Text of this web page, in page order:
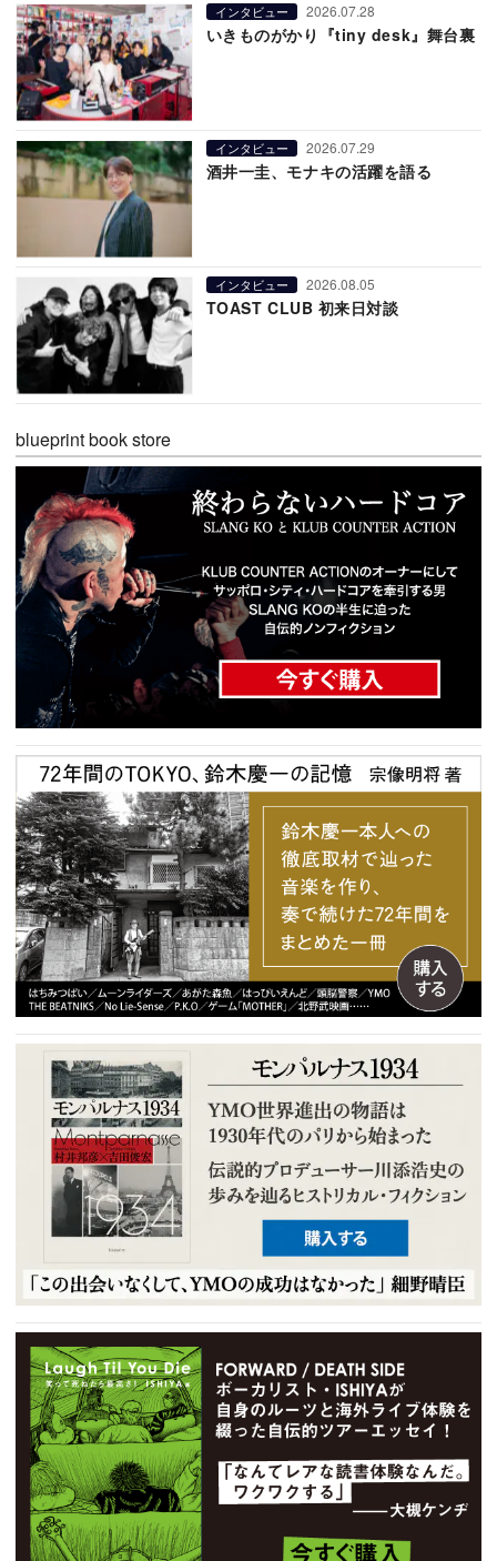
インタビュー 2026.07.28
いきものがかり『tiny desk』舞台裏
インタビュー 2026.07.29
酒井一圭、モナキの活躍を語る
インタビュー 2026.08.05
TOAST CLUB 初来日対談
blueprint book store